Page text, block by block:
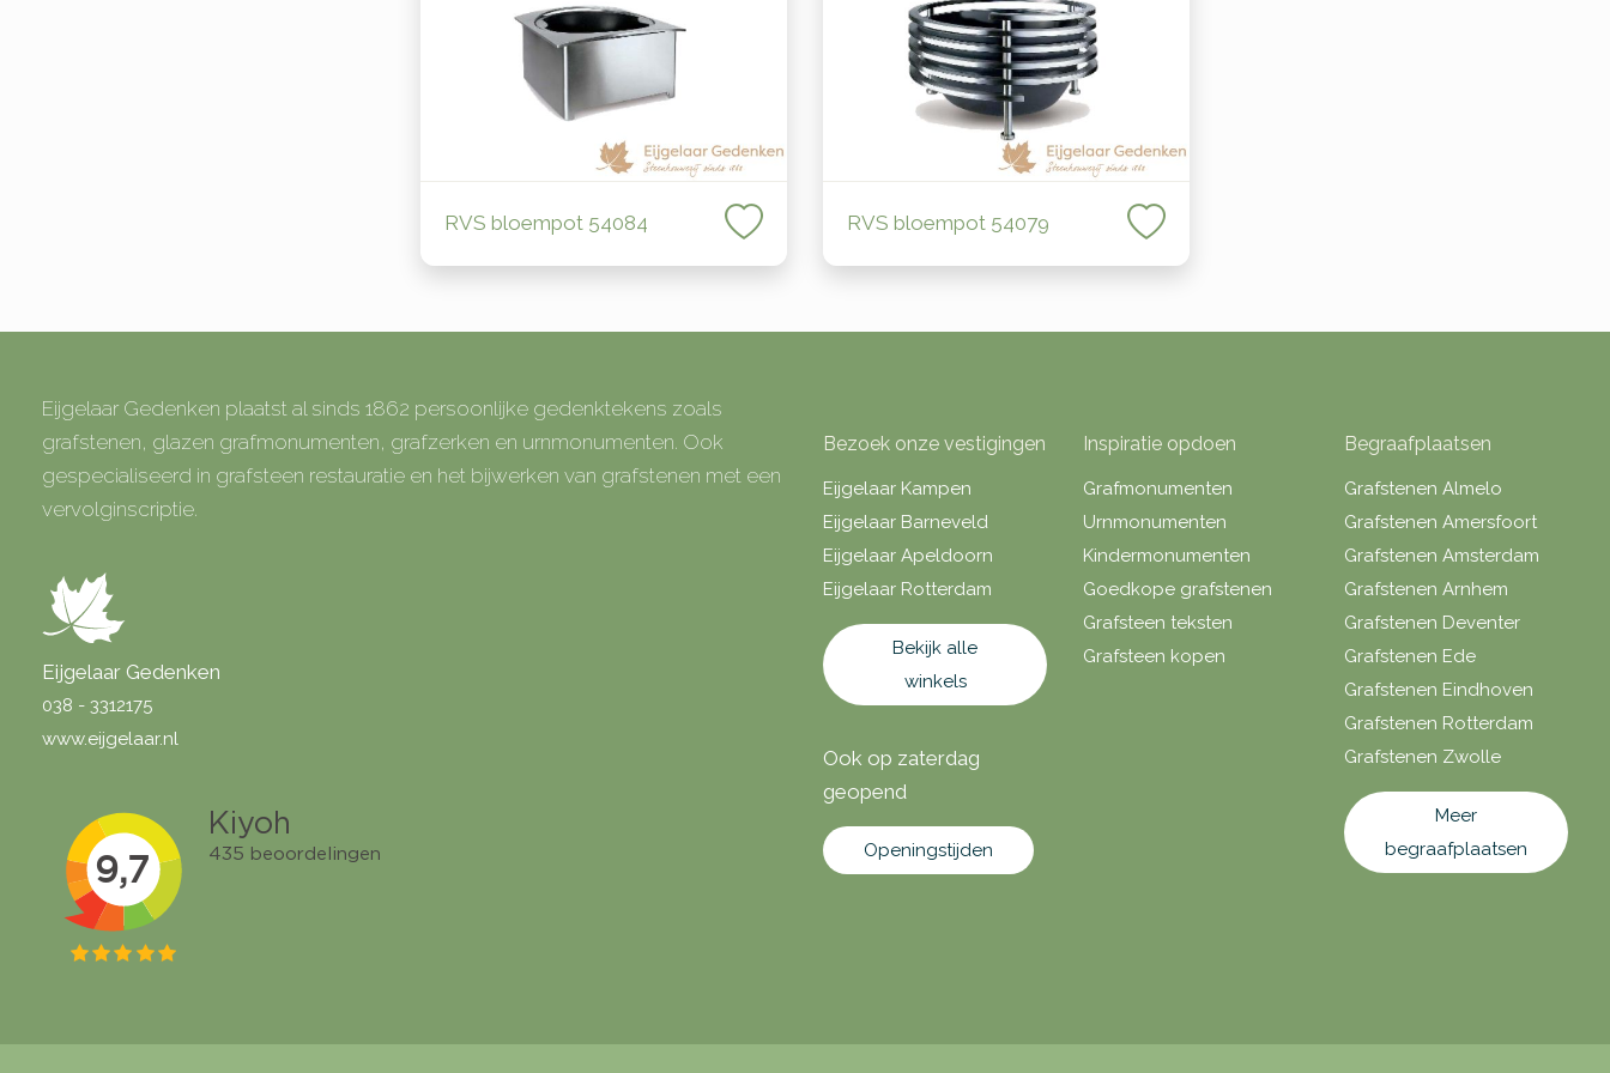
RVS bloempot 54084 RVS bloempot 54079
Eijgelaar Gedenken plaatst al sinds 1862 persoonlijke gedenktekens zoals
grafstenen, glazen grafmonumenten, grafzerken en urnmonumenten. Ook
gespecialiseerd in grafsteen restauratie en het bijwerken van grafstenen met een
vervolginscriptie.
Eijgelaar Gedenken
038 - 3312175
www.eijgelaar.nl
Bezoek onze vestigingen
Eijgelaar Kampen
Eijgelaar Barneveld
Eijgelaar Apeldoorn
Eijgelaar Rotterdam
Bekijk alle
winkels
Ook op zaterdag
geopend
Openingstijden
Inspiratie opdoen
Grafmonumenten
Urnmonumenten
Kindermonumenten
Goedkope grafstenen
Grafsteen teksten
Grafsteen kopen
Begraafplaatsen
Grafstenen Almelo
Grafstenen Amersfoort
Grafstenen Amsterdam
Grafstenen Arnhem
Grafstenen Deventer
Grafstenen Ede
Grafstenen Eindhoven
Grafstenen Rotterdam
Grafstenen Zwolle
Meer
begraafplaatsen